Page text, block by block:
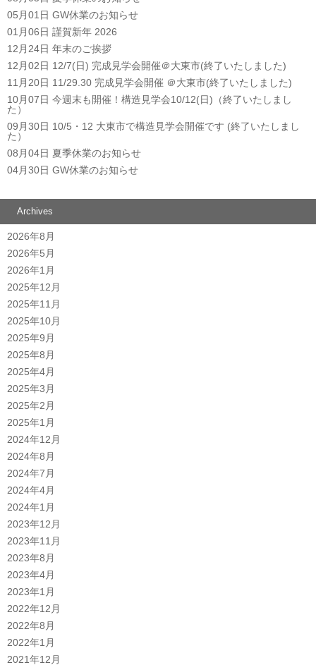
05月01日 GW休業のお知らせ
01月06日 謹賀新年 2026
12月24日 年末のご挨拶
12月02日 12/7(日) 完成見学会開催＠大東市(終了いたしました)
11月20日 11/29.30 完成見学会開催 ＠大東市(終了いたしました)
10月07日 今週末も開催！構造見学会10/12(日)（終了いたしまし
た）
09月30日 10/5・12 大東市で構造見学会開催です (終了いたしまし
た）
08月04日 夏季休業のお知らせ
04月30日 GW休業のお知らせ
Archives
2026年8月
2026年5月
2026年1月
2025年12月
2025年11月
2025年10月
2025年9月
2025年8月
2025年4月
2025年3月
2025年2月
2025年1月
2024年12月
2024年8月
2024年7月
2024年4月
2024年1月
2023年12月
2023年11月
2023年8月
2023年4月
2023年1月
2022年12月
2022年8月
2022年1月
2021年12月